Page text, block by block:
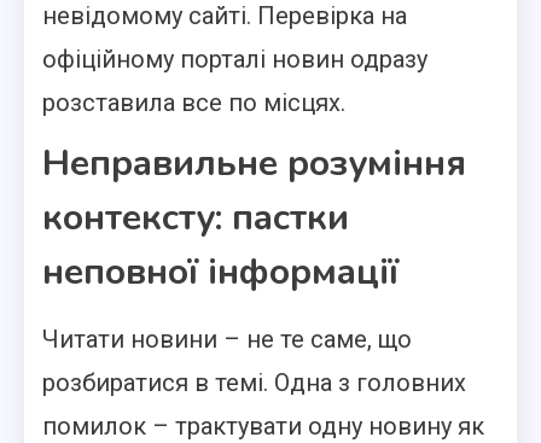
невідомому сайті. Перевірка на
офіційному порталі новин одразу
розставила все по місцях.
Неправильне розуміння
контексту: пастки
неповної інформації
Читати новини – не те саме, що
розбиратися в темі. Одна з головних
помилок – трактувати одну новину як